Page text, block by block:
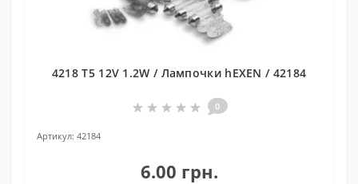
4218 T5 12V 1.2W / Лампочки hEXEN / 42184
0
Артикул: 42184
6.00 грн.